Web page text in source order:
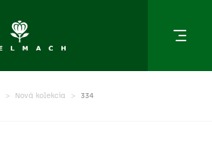
Nová kolekcia 334